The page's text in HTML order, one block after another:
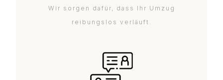
Wir sorgen dafür, dass Ihr Umzug
reibungslos verläuft.